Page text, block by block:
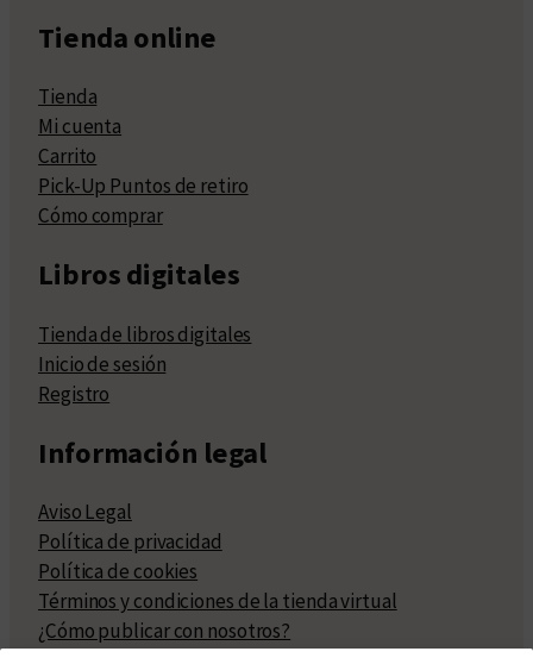
Tienda online
Tienda
Mi cuenta
Carrito
Pick-Up Puntos de retiro
Cómo comprar
Libros digitales
Tienda de libros digitales
Inicio de sesión
Registro
Información legal
Aviso Legal
Política de privacidad
Política de cookies
Términos y condiciones de la tienda virtual
¿Cómo publicar con nosotros?